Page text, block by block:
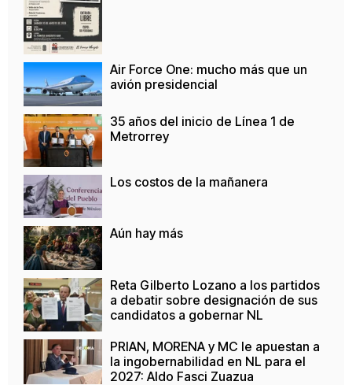
Air Force One: mucho más que un
avión presidencial
35 años del inicio de Línea 1 de
Metrorrey
Los costos de la mañanera
Aún hay más
Reta Gilberto Lozano a los partidos
a debatir sobre designación de sus
candidatos a gobernar NL
PRIAN, MORENA y MC le apuestan a
la ingobernabilidad en NL para el
2027: Aldo Fasci Zuazua